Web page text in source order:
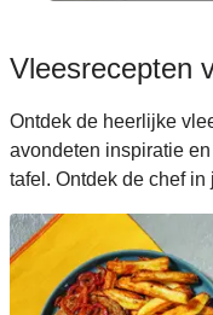
Italiaanse
Japanse
Makkelijke
Vleesrecepten
Ontdek de heerlijke
avondeten inspiratie
tafel. Ontdek de chef